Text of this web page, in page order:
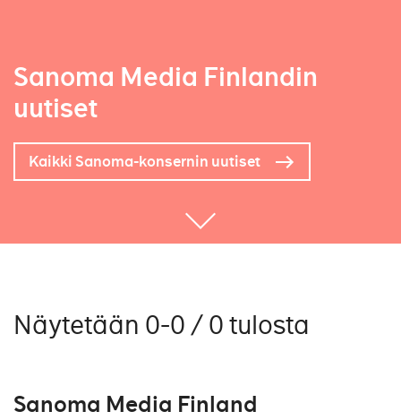
Sanoma Media Finlandin
uutiset
Kaikki Sanoma-konsernin uutiset
Näytetään 0-0 / 0 tulosta
Sanoma Media Finland